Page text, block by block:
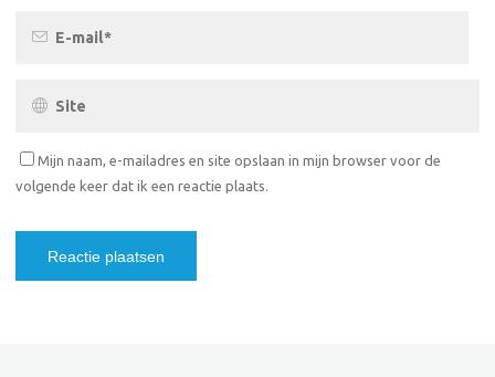
Mijn naam, e-mailadres en site opslaan in mijn browser voor de
volgende keer dat ik een reactie plaats.